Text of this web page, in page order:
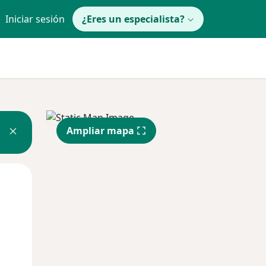
Iniciar sesión ¿Eres un especialista?
Ampliar mapa